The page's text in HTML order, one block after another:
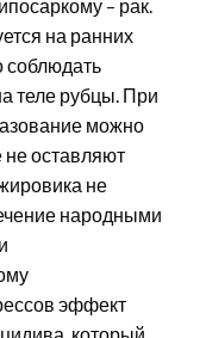
– рак.
на ранних
соблюдать
теле рубцы. При
можно
оставляют
не
народными
эффект